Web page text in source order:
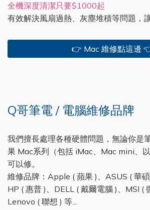
全機深度清潔只要$1000起
有效解決風扇過熱、灰塵堆積等問題，
👉 Mac 維修點這邊
Q哥筆電 / 電腦維修品牌
我們擅長處理各種硬體問題，無論你是
果 Mac系列（包括 iMac、Mac mini、
可以修。
維修品牌：Apple ( 蘋果 )、ASUS ( 華碩
HP ( 惠普 )、DELL ( 戴爾電腦 )、MSI (
Lenovo ( 聯想 ) 等...